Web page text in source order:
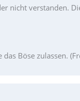
nicht verstanden.
Böse zulassen.